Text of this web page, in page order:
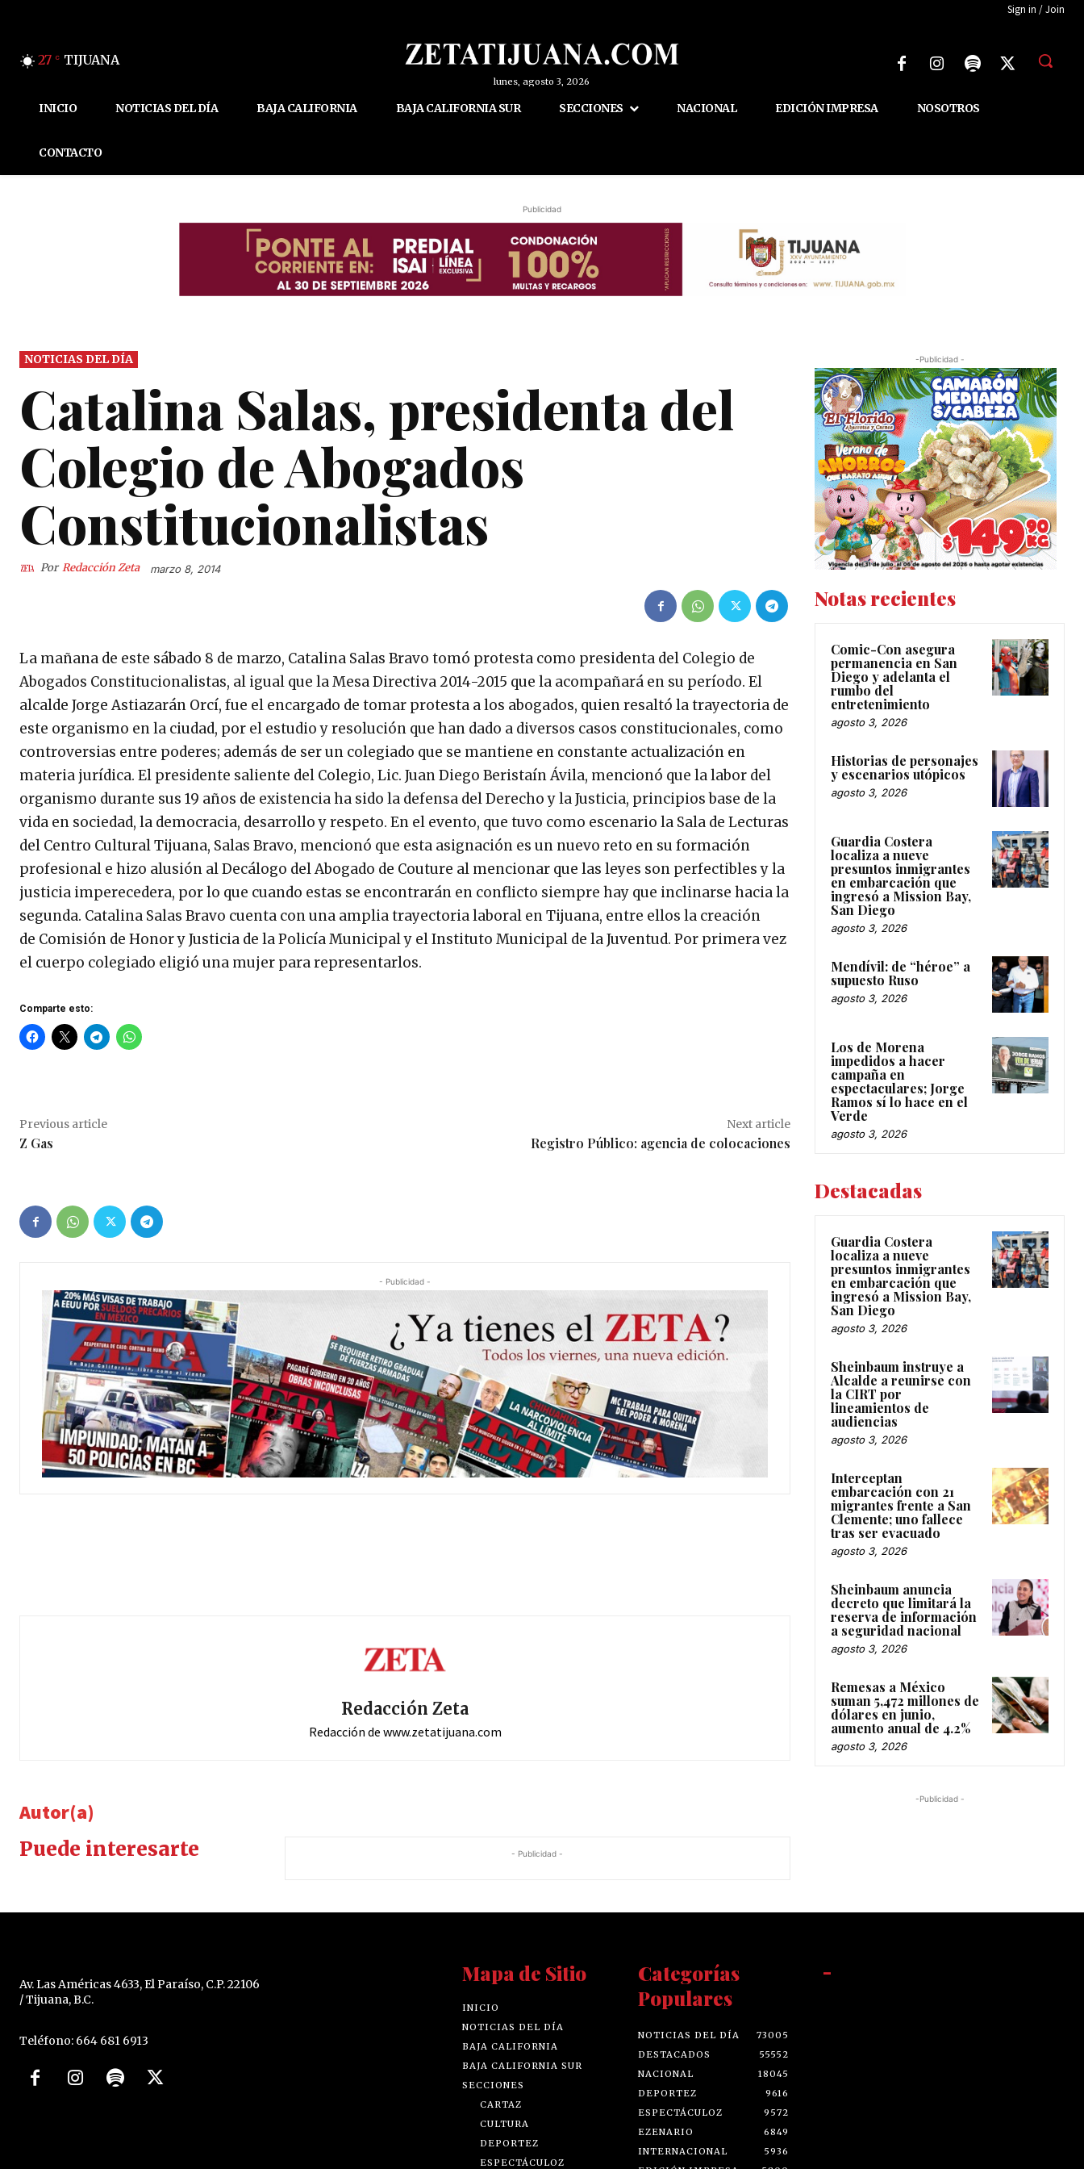
Sign in / Join
27 C TIJUANA
lunes, agosto 3, 2026
INICIO NOTICIAS DEL DÍA BAJA CALIFORNIA BAJA CALIFORNIA SUR SECCIONES NACIONAL EDICIÓN IMPRESA NOSOTROS
CONTACTO
Publicidad
NOTICIAS DEL DÍA
Catalina Salas, presidenta del
Colegio de Abogados
Constitucionalistas
Por Redacción Zeta marzo 8, 2014
La mañana de este sábado 8 de marzo, Catalina Salas Bravo tomó protesta como presidenta del Colegio de
Abogados Constitucionalistas, al igual que la Mesa Directiva 2014-2015 que la acompañará en su período. El
alcalde Jorge Astiazarán Orcí, fue el encargado de tomar protesta a los abogados, quien resaltó la trayectoria de
este organismo en la ciudad, por el estudio y resolución que han dado a diversos casos constitucionales, como
controversias entre poderes; además de ser un colegiado que se mantiene en constante actualización en
materia jurídica. El presidente saliente del Colegio, Lic. Juan Diego Beristaín Ávila, mencionó que la labor del
organismo durante sus 19 años de existencia ha sido la defensa del Derecho y la Justicia, principios base de la
vida en sociedad, la democracia, desarrollo y respeto. En el evento, que tuvo como escenario la Sala de Lecturas
del Centro Cultural Tijuana, Salas Bravo, mencionó que esta asignación es un nuevo reto en su formación
profesional e hizo alusión al Decálogo del Abogado de Couture al mencionar que las leyes son perfectibles y la
justicia imperecedera, por lo que cuando estas se encontrarán en conflicto siempre hay que inclinarse hacia la
segunda. Catalina Salas Bravo cuenta con una amplia trayectoria laboral en Tijuana, entre ellos la creación
de Comisión de Honor y Justicia de la Policía Municipal y el Instituto Municipal de la Juventud. Por primera vez
el cuerpo colegiado eligió una mujer para representarlos.
Comparte esto:
Previous article
Z Gas
Next article
Registro Público: agencia de colocaciones
- Publicidad -
Redacción Zeta
Redacción de www.zetatijuana.com
Autor(a)
Puede interesarte
- Publicidad -
-Publicidad -
Notas recientes
Comic-Con asegura
permanencia en San
Diego y adelanta el
rumbo del
entretenimiento
agosto 3, 2026
Historias de personajes
y escenarios utópicos
agosto 3, 2026
Guardia Costera
localiza a nueve
presuntos inmigrantes
en embarcación que
ingresó a Mission Bay,
San Diego
agosto 3, 2026
Mendívil: de “héroe” a
supuesto Ruso
agosto 3, 2026
Los de Morena
impedidos a hacer
campaña en
espectaculares; Jorge
Ramos sí lo hace en el
Verde
agosto 3, 2026
Destacadas
Guardia Costera
localiza a nueve
presuntos inmigrantes
en embarcación que
ingresó a Mission Bay,
San Diego
agosto 3, 2026
Sheinbaum instruye a
Alcalde a reunirse con
la CIRT por
lineamientos de
audiencias
agosto 3, 2026
Interceptan
embarcación con 21
migrantes frente a San
Clemente; uno fallece
tras ser evacuado
agosto 3, 2026
Sheinbaum anuncia
decreto que limitará la
reserva de información
a seguridad nacional
agosto 3, 2026
Remesas a México
suman 5,472 millones de
dólares en junio,
aumento anual de 4.2%
agosto 3, 2026
-Publicidad -
Av. Las Américas 4633, El Paraíso, C.P. 22106
/ Tijuana, B.C.
Teléfono: 664 681 6913
Mapa de Sitio
INICIO
NOTICIAS DEL DÍA
BAJA CALIFORNIA
BAJA CALIFORNIA SUR
SECCIONES
CARTAZ
CULTURA
DEPORTEZ
ESPECTÁCULOZ
Categorías
Populares
NOTICIAS DEL DÍA
73005
DESTACADOS
55552
NACIONAL
18045
DEPORTEZ
9616
ESPECTÁCULOZ
9572
EZENARIO
6849
INTERNACIONAL
5936
-